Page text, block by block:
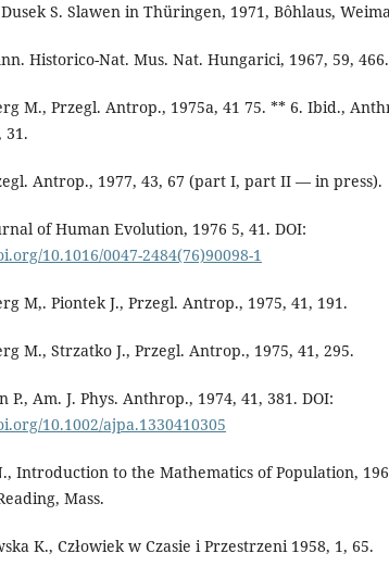
S. Slawen in Thüringen, 1971, Bôhlaus,
Historico-Nat. Mus. Nat. Hungarici, 1967, 59, 466.
M., Przegl. Antrop., 1975a, 41 75. ** 6. Ibid.,
31.
Antrop., 1977, 43, 67 (part I, part II — in press).
of Human Evolution, 1976 5, 41. DOI:
10.1016/0047-2484(76)90098-1
M,. Piontek J., Przegl. Antrop., 1975, 41, 191.
M., Strzatko J., Przegl. Antrop., 1975, 41, 295.
P., Am. J. Phys. Anthrop., 1974, 41, 381. DOI:
10.1002/ajpa.1330410305
Introduction to the Mathematics of Population,
Mass.
K., Człowiek w Czasie i Przestrzeni 1958, 1, 65.